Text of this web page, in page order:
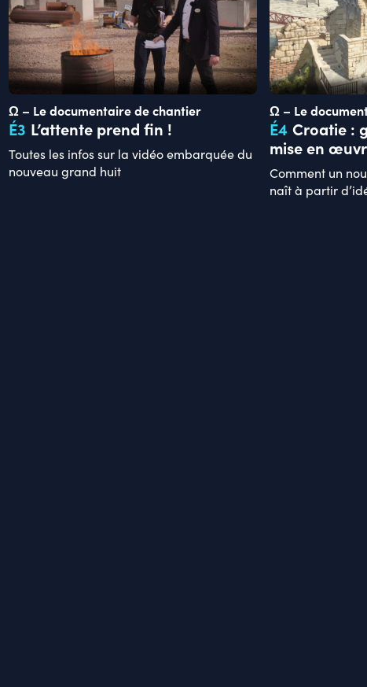
Ω – Le documentaire de chantier
É3 L’attente prend fin !
Toutes les infos sur la vidéo embarquée du
nouveau grand huit
Ω – Le
É4 Croatie :
mise en
Comment un
naît à partir